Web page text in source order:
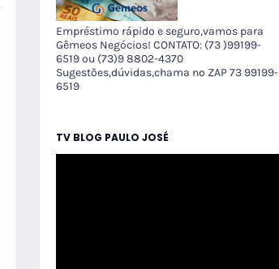
Empréstimo rápido e seguro,vamos para
Gêmeos Negócios! CONTATO: (73 )99199-
6519 ou (73)9 8802-4370
Sugestões,dúvidas,chama no ZAP 73 99199-
6519
TV BLOG PAULO JOSÉ